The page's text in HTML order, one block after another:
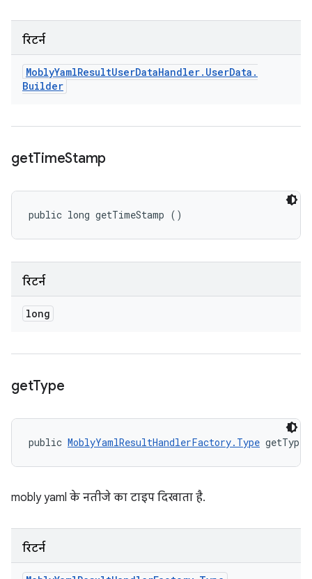
रिटर्न
MoblyYamlResultUserDataHandler. UserData .
Builder
getTimeStamp
public long getTimeStamp ()
रिटर्न
long
getType
public MoblyYamlResultHandlerFactory.Type
mobly yaml के नतीजे का टाइप दिखाता है.
रिटर्न